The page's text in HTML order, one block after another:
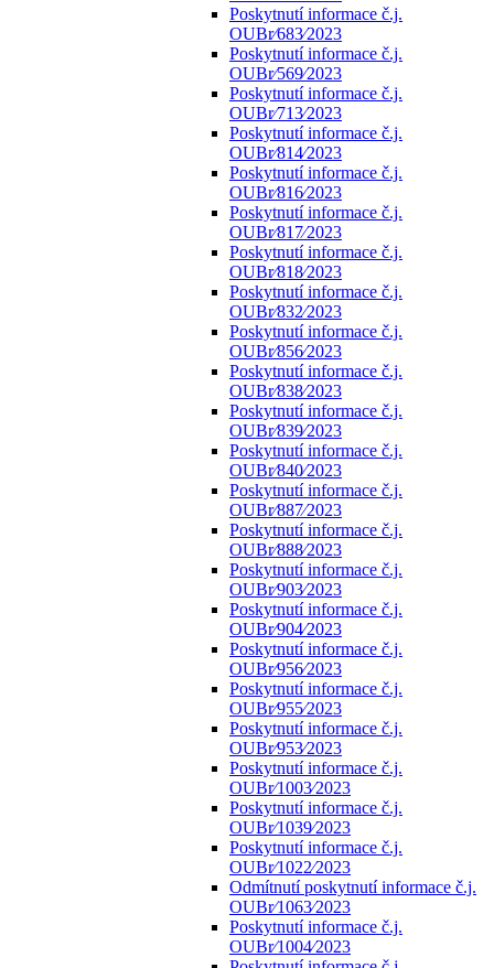
Poskytnutí informace č.j.
OUBr⁄683⁄2023
Poskytnutí informace č.j.
OUBr⁄569⁄2023
Poskytnutí informace č.j.
OUBr⁄713⁄2023
Poskytnutí informace č.j.
OUBr⁄814⁄2023
Poskytnutí informace č.j.
OUBr⁄816⁄2023
Poskytnutí informace č.j.
OUBr⁄817⁄2023
Poskytnutí informace č.j.
OUBr⁄818⁄2023
Poskytnutí informace č.j.
OUBr⁄832⁄2023
Poskytnutí informace č.j.
OUBr⁄856⁄2023
Poskytnutí informace č.j.
OUBr⁄838⁄2023
Poskytnutí informace č.j.
OUBr⁄839⁄2023
Poskytnutí informace č.j.
OUBr⁄840⁄2023
Poskytnutí informace č.j.
OUBr⁄887⁄2023
Poskytnutí informace č.j.
OUBr⁄888⁄2023
Poskytnutí informace č.j.
OUBr⁄903⁄2023
Poskytnutí informace č.j.
OUBr⁄904⁄2023
Poskytnutí informace č.j.
OUBr⁄956⁄2023
Poskytnutí informace č.j.
OUBr⁄955⁄2023
Poskytnutí informace č.j.
OUBr⁄953⁄2023
Poskytnutí informace č.j.
OUBr⁄1003⁄2023
Poskytnutí informace č.j.
OUBr⁄1039⁄2023
Poskytnutí informace č.j.
OUBr⁄1022⁄2023
Odmítnutí poskytnutí informace č.j.
OUBr⁄1063⁄2023
Poskytnutí informace č.j.
OUBr⁄1004⁄2023